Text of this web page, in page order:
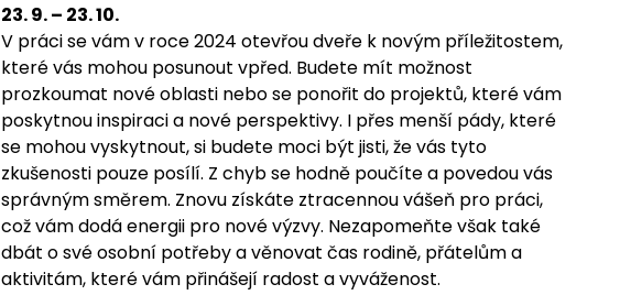
23. 9. – 23. 10.
V práci se vám v roce 2024 otevřou dveře k novým příležitostem,
které vás mohou posunout vpřed. Budete mít možnost
prozkoumat nové oblasti nebo se ponořit do projektů, které vám
poskytnou inspiraci a nové perspektivy. I přes menší pády, které
se mohou vyskytnout, si budete moci být jisti, že vás tyto
zkušenosti pouze posílí. Z chyb se hodně poučíte a povedou vás
správným směrem. Znovu získáte ztracennou vášeň pro práci,
což vám dodá energii pro nové výzvy. Nezapomeňte však také
dbát o své osobní potřeby a věnovat čas rodině, přátelům a
aktivitám, které vám přinášejí radost a vyváženost.